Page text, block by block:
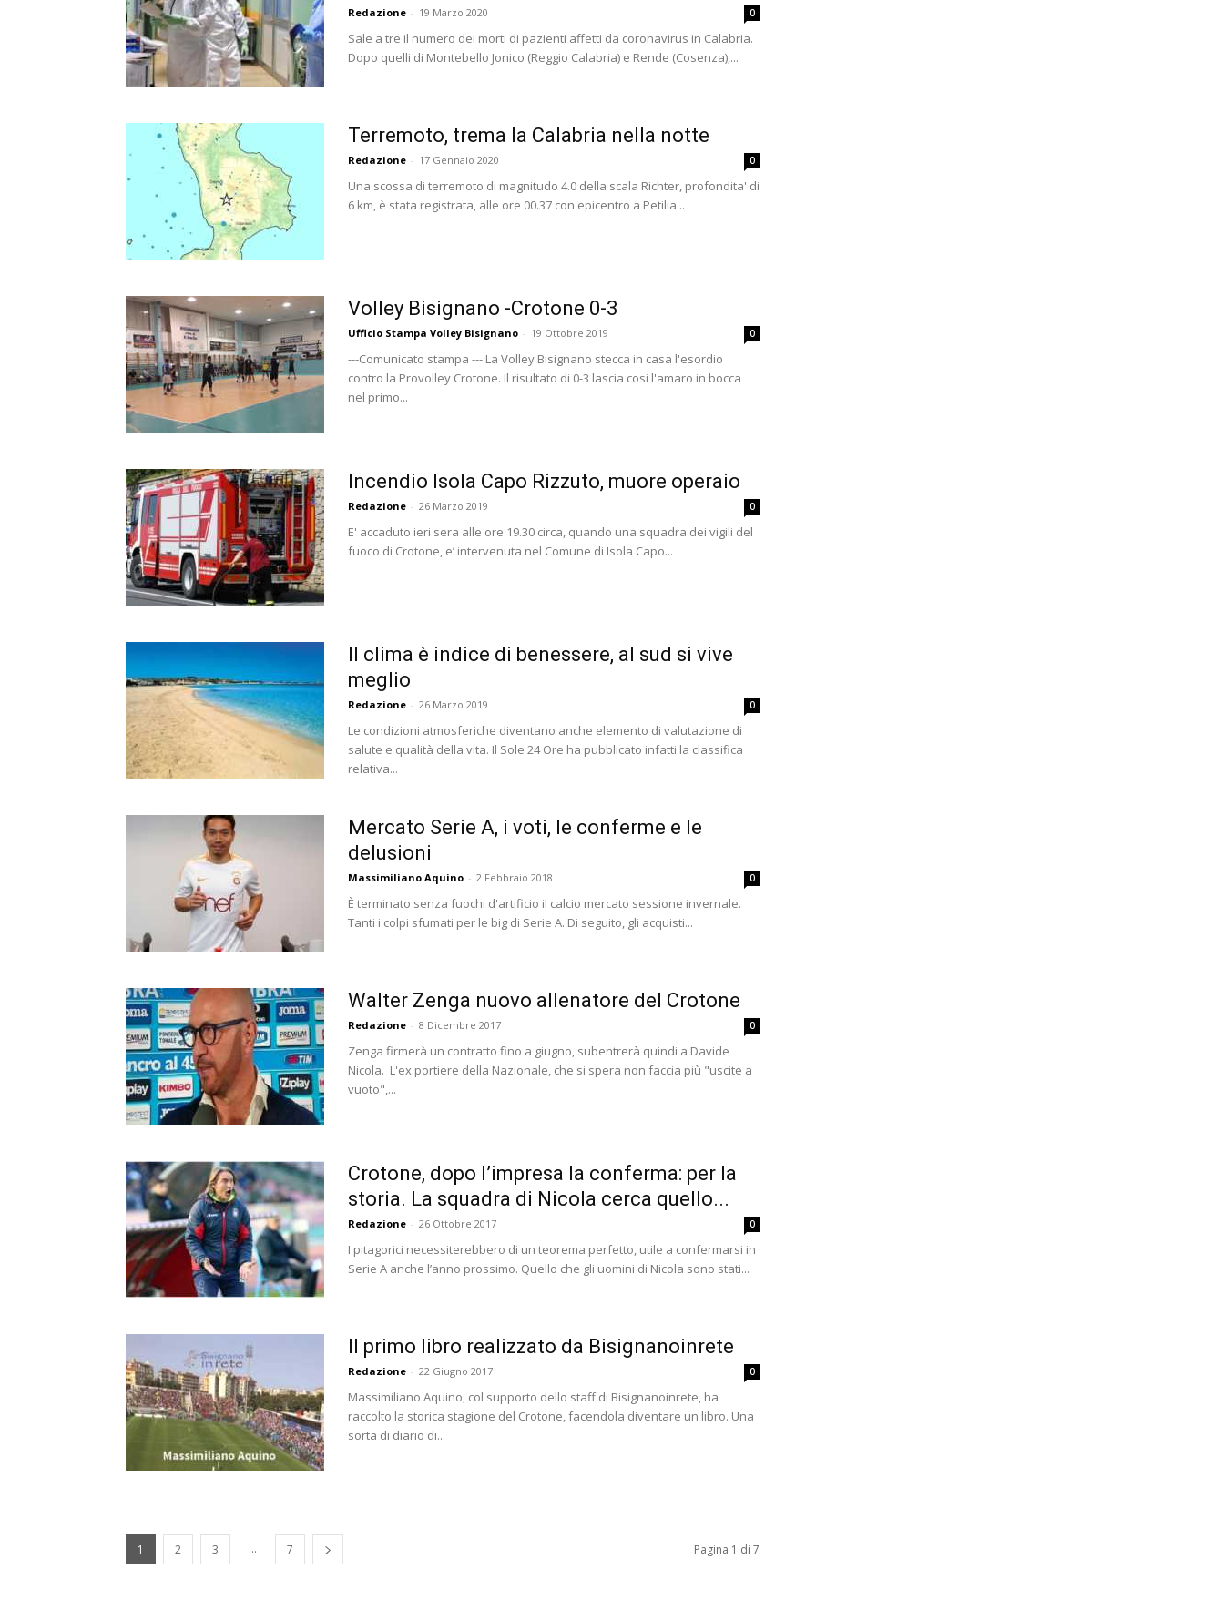
Redazione - 19 Marzo 2020 0
Sale a tre il numero dei morti di pazienti affetti da coronavirus in Calabria.
Dopo quelli di Montebello Jonico (Reggio Calabria) e Rende (Cosenza),...
Terremoto, trema la Calabria nella notte
Redazione - 17 Gennaio 2020 0
Una scossa di terremoto di magnitudo 4.0 della scala Richter, profondita' di
6 km, è stata registrata, alle ore 00.37 con epicentro a Petilia...
Volley Bisignano -Crotone 0-3
Ufficio Stampa Volley Bisignano - 19 Ottobre 2019 0
---Comunicato stampa --- La Volley Bisignano stecca in casa l'esordio
contro la Provolley Crotone. Il risultato di 0-3 lascia cosi l'amaro in bocca
nel primo...
Incendio Isola Capo Rizzuto, muore operaio
Redazione - 26 Marzo 2019 0
E' accaduto ieri sera alle ore 19.30 circa, quando una squadra dei vigili del
fuoco di Crotone, e’ intervenuta nel Comune di Isola Capo...
Il clima è indice di benessere, al sud si vive
meglio
Redazione - 26 Marzo 2019 0
Le condizioni atmosferiche diventano anche elemento di valutazione di
salute e qualità della vita. Il Sole 24 Ore ha pubblicato infatti la classifica
relativa...
Mercato Serie A, i voti, le conferme e le
delusioni
Massimiliano Aquino - 2 Febbraio 2018 0
È terminato senza fuochi d'artificio il calcio mercato sessione invernale.
Tanti i colpi sfumati per le big di Serie A. Di seguito, gli acquisti...
Walter Zenga nuovo allenatore del Crotone
Redazione - 8 Dicembre 2017 0
Zenga firmerà un contratto fino a giugno, subentrerà quindi a Davide
Nicola. L'ex portiere della Nazionale, che si spera non faccia più "uscite a
vuoto",...
Crotone, dopo l’impresa la conferma: per la
storia. La squadra di Nicola cerca quello...
Redazione - 26 Ottobre 2017 0
I pitagorici necessiterebbero di un teorema perfetto, utile a confermarsi in
Serie A anche l’anno prossimo. Quello che gli uomini di Nicola sono stati...
Il primo libro realizzato da Bisignanoinrete
Redazione - 22 Giugno 2017 0
Massimiliano Aquino, col supporto dello staff di Bisignanoinrete, ha
raccolto la storica stagione del Crotone, facendola diventare un libro. Una
sorta di diario di...
1 2 3 ... 7 Pagina 1 di 7